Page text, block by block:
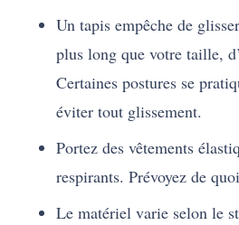
Un tapis empêche de
plus long que votre taille,
Certaines postures se
éviter tout glissement.
Portez des vêtements
respirants. Prévoyez de
Le matériel varie selon le